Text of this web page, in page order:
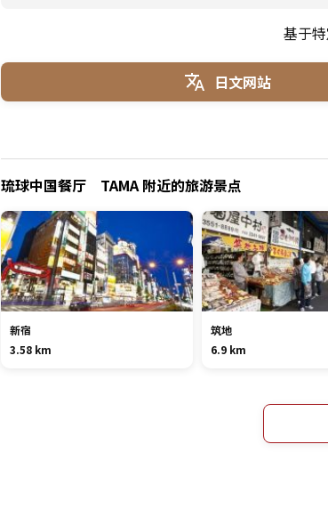
基于
日文网站
琉球中国餐厅 TAMA 附近的旅游景点
新宿
3.58 km
筑地
6.9 km